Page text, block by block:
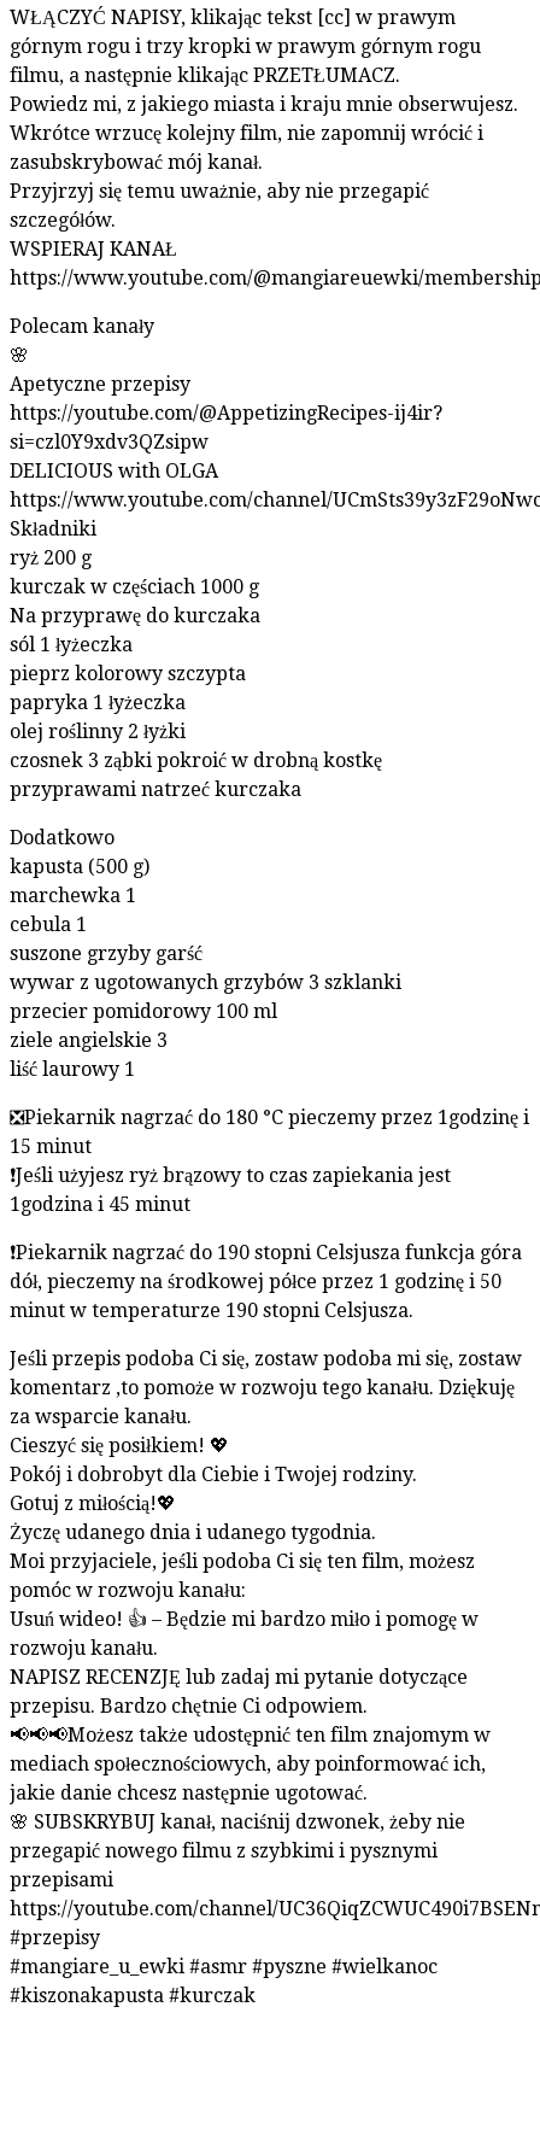
WŁĄCZYĆ NAPISY, klikając tekst [cc] w prawym
górnym rogu i trzy kropki w prawym górnym rogu
filmu, a następnie klikając PRZETŁUMACZ.
Powiedz mi, z jakiego miasta i kraju mnie obserwujesz.
Wkrótce wrzucę kolejny film, nie zapomnij wrócić i
zasubskrybować mój kanał.
Przyjrzyj się temu uważnie, aby nie przegapić
szczegółów.
WSPIERAJ KANAŁ
https://www.youtube.com/@mangiareuewki/
Polecam kanały
🌸
Apetyczne przepisy
https://youtube.com/@AppetizingRecipes-ij4ir?
si=czl0Y9xdv3QZsipw
DELICIOUS with OLGA
https://www.youtube.com/channel/
Składniki
ryż 200 g
kurczak w częściach 1000 g
Na przyprawę do kurczaka
sól 1 łyżeczka
pieprz kolorowy szczypta
papryka 1 łyżeczka
olej roślinny 2 łyżki
czosnek 3 ząbki pokroić w drobną kostkę
przyprawami natrzeć kurczaka
Dodatkowo
kapusta (500 g)
marchewka 1
cebula 1
suszone grzyby garść
wywar z ugotowanych grzybów 3 szklanki
przecier pomidorowy 100 ml
ziele angielskie 3
liść laurowy 1
❎Piekarnik nagrzać do 180 °C pieczemy przez 1godzinę i
15 minut
❗Jeśli użyjesz ryż brązowy to czas zapiekania jest
1godzina i 45 minut
❗Piekarnik nagrzać do 190 stopni Celsjusza funkcja góra
dół, pieczemy na środkowej półce przez 1 godzinę i 50
minut w temperaturze 190 stopni Celsjusza.
Jeśli przepis podoba Ci się, zostaw podoba mi się, zostaw
komentarz ,to pomoże w rozwoju tego kanału. Dziękuję
za wsparcie kanału.
Cieszyć się posiłkiem! 💖
Pokój i dobrobyt dla Ciebie i Twojej rodziny.
Gotuj z miłością!💖
Życzę udanego dnia i udanego tygodnia.
Moi przyjaciele, jeśli podoba Ci się ten film, możesz
pomóc w rozwoju kanału:
Usuń wideo! 👍 – Będzie mi bardzo miło i pomogę w
rozwoju kanału.
NAPISZ RECENZJĘ lub zadaj mi pytanie dotyczące
przepisu. Bardzo chętnie Ci odpowiem.
📢📢📢Możesz także udostępnić ten film znajomym w
mediach społecznościowych, aby poinformować ich,
jakie danie chcesz następnie ugotować.
🌸 SUBSKRYBUJ kanał, naciśnij dzwonek, żeby nie
przegapić nowego filmu z szybkimi i pysznymi
przepisami
https://youtube.com/channel/
#przepisy
#mangiare_u_ewki #asmr #pyszne #wielkanoc
#kiszonakapusta #kurczak